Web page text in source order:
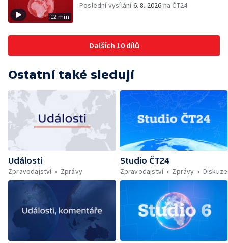
12 min
Poslední vysílání6. 8. 2026 na ČT24
Dalších 10 dílů
Ostatní také sledují
Události
Zpravodajství
Zprávy
Studio ČT24
Zpravodajství
Zprávy Diskuze